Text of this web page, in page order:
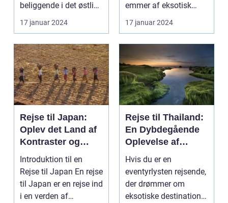
beliggende i det østlige
Indon...
17 januar 2024
emmer af eksotisk
kultur, smukke strand...
17 januar 2024
Rejse til Japan:
Oplev det Land af
Kontraster og
Skønhed
Introduktion til en
Rejse til Japan En rejse
til Japan er en rejse ind
i en verden af
Rejse til Thailand:
En Dybdegående
Oplevelse af
Eventyr og Kultur
Hvis du er en
eventyrlysten rejsende,
der drømmer om
eksotiske destinationer